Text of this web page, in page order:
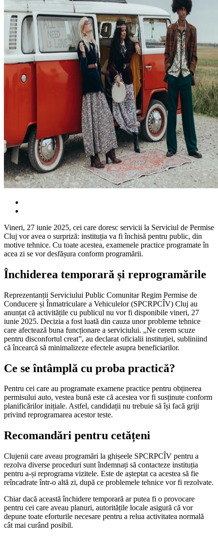
Vineri, 27 iunie 2025, cei care doresc servicii la Serviciul de Permise
Cluj vor avea o surpriză: instituția va fi închisă pentru public, din
motive tehnice. Cu toate acestea, examenele practice programate în
acea zi se vor desfășura conform programării.
Închiderea temporară și reprogramările
Reprezentanții Serviciului Public Comunitar Regim Permise de
Conducere și Înmatriculare a Vehiculelor (SPCRPCÎV) Cluj au
anunțat că activitățile cu publicul nu vor fi disponibile vineri, 27
iunie 2025. Decizia a fost luată din cauza unor probleme tehnice
care afectează buna funcționare a serviciului. „Ne cerem scuze
pentru disconfortul creat”, au declarat oficialii instituției, subliniind
că încearcă să minimalizeze efectele asupra beneficiarilor.
Ce se întâmplă cu proba practică?
Pentru cei care au programate examene practice pentru obținerea
permisului auto, vestea bună este că acestea vor fi susținute conform
planificărilor inițiale. Astfel, candidații nu trebuie să își facă griji
privind reprogramarea acestor teste.
Recomandări pentru cetățeni
Clujenii care aveau programări la ghișeele SPCRPCÎV pentru a
rezolva diverse proceduri sunt îndemnați să contacteze instituția
pentru a-și reprograma vizitele. Este de așteptat ca acestea să fie
reîncadrate într-o altă zi, după ce problemele tehnice vor fi rezolvate.
Chiar dacă această închidere temporară ar putea fi o provocare
pentru cei care aveau planuri, autoritățile locale asigură că vor
depune toate eforturile necesare pentru a relua activitatea normală
cât mai curând posibil.